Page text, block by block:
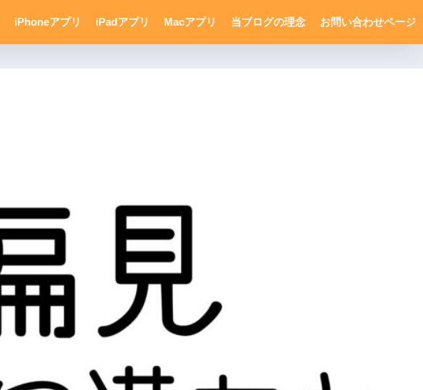
iPhoneアプリ iPadアプリ Macアプリ 当ブログの理念 お問い合わせページ